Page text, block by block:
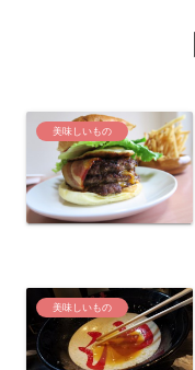
美味しいもの
美味しいもの